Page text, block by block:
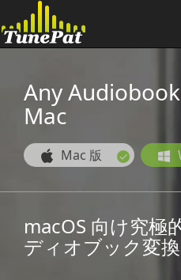
Any
Mac
Mac 版
macOS 向け究極
ディオブック変